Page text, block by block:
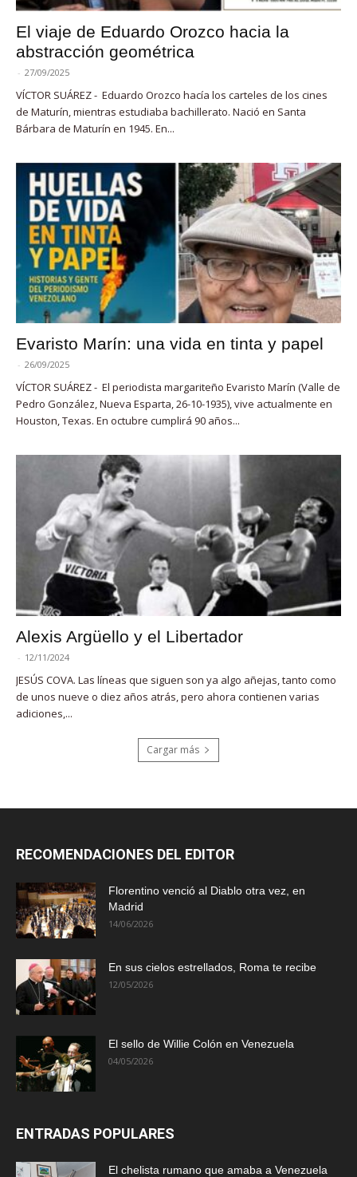
El viaje de Eduardo Orozco hacia la
abstracción geométrica
- 27/09/2025
VÍCTOR SUÁREZ - Eduardo Orozco hacía los carteles de los cines
de Maturín, mientras estudiaba bachillerato. Nació en Santa
Bárbara de Maturín en 1945. En...
Evaristo Marín: una vida en tinta y papel
- 26/09/2025
VÍCTOR SUÁREZ - El periodista margariteño Evaristo Marín (Valle de
Pedro González, Nueva Esparta, 26-10-1935), vive actualmente en
Houston, Texas. En octubre cumplirá 90 años...
Alexis Argüello y el Libertador
- 12/11/2024
JESÚS COVA. Las líneas que siguen son ya algo añejas, tanto como
de unos nueve o diez años atrás, pero ahora contienen varias
adiciones,...
Cargar más
RECOMENDACIONES DEL EDITOR
Florentino venció al Diablo otra vez, en
Madrid
14/06/2026
En sus cielos estrellados, Roma te recibe
12/05/2026
El sello de Willie Colón en Venezuela
04/05/2026
ENTRADAS POPULARES
El chelista rumano que amaba a Venezuela